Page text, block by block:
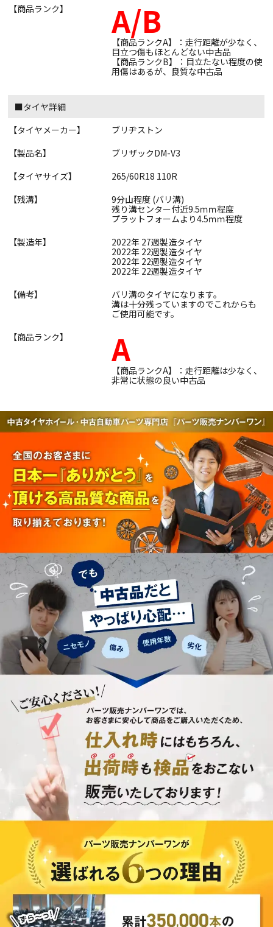
【商品ランク】 A/B
【商品ランクA】：走行距離が少なく、
目立つ傷もほとんどない中古品
【商品ランクB】：目立たない程度の使
用傷はあるが、良質な中古品
■タイヤ詳細
【タイヤメーカー】
ブリヂストン
【製品名】
ブリザックDM-V3
【タイヤサイズ】
265/60R18 110R
【残溝】
9分山程度 (バリ溝)
残り溝センター付近9.5ｍｍ程度
プラットフォームより4.5ｍｍ程度
【製造年】
2022年 27週製造タイヤ
2022年 22週製造タイヤ
2022年 22週製造タイヤ
2022年 22週製造タイヤ
【備考】
バリ溝のタイヤになります。
溝は十分残っていますのでこれからも
ご使用可能です。
【商品ランク】
A
【商品ランクA】：走行距離は少なく、
非常に状態の良い中古品